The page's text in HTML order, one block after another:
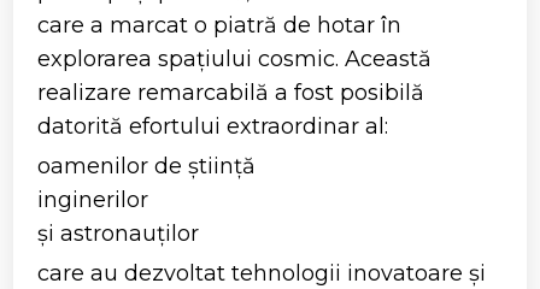
care a marcat o piatră de hotar în
explorarea spațiului cosmic. Această
realizare remarcabilă a fost posibilă
datorită efortului extraordinar al:
oamenilor de știință
inginerilor
și astronauților
care au dezvoltat tehnologii inovatoare și